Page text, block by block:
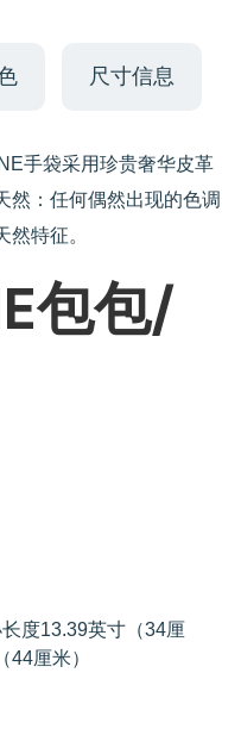
尺寸信息
手袋采用珍贵奢华皮革
然：任何偶然出现的色调
特征。
包包/
度13.39英寸（34厘
厘米）